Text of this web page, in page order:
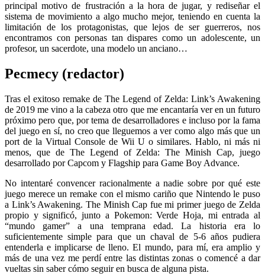
principal motivo de frustración a la hora de jugar, y rediseñar el
sistema de movimiento a algo mucho mejor, teniendo en cuenta la
limitación de los protagonistas, que lejos de ser guerreros, nos
encontramos con personas tan dispares como un adolescente, un
profesor, un sacerdote, una modelo un anciano…
Pecmecy (redactor)
Tras el exitoso remake de The Legend of Zelda: Link’s Awakening
de 2019 me vino a la cabeza otro que me encantaría ver en un futuro
próximo pero que, por tema de desarrolladores e incluso por la fama
del juego en sí, no creo que lleguemos a ver como algo más que un
port de la Virtual Console de Wii U o similares. Hablo, ni más ni
menos, que de The Legend of Zelda: The Minish Cap, juego
desarrollado por Capcom y Flagship para Game Boy Advance.
No intentaré convencer racionalmente a nadie sobre por qué este
juego merece un remake con el mismo cariño que Nintendo le puso
a Link’s Awakening. The Minish Cap fue mi primer juego de Zelda
propio y significó, junto a Pokemon: Verde Hoja, mi entrada al
“mundo gamer” a una temprana edad. La historia era lo
suficientemente simple para que un chaval de 5-6 años pudiera
entenderla e implicarse de lleno. El mundo, para mí, era amplio y
más de una vez me perdí entre las distintas zonas o comencé a dar
vueltas sin saber cómo seguir en busca de alguna pista.